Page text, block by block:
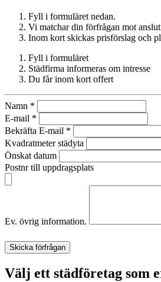
Fyll i formuläret nedan.
Vi matchar din förfrågan mot
Inom kort skickas prisförslag och
Fyll i formuläret
Städfirma informeras om intresse
Du får inom kort offert
Namn *
E-mail *
Bekräfta E-mail *
Kvadratmeter städyta
Önskat datum
Postnr till uppdragsplats
Ev. övrig information.
Skicka förfrågan
Välj ett städföretag som